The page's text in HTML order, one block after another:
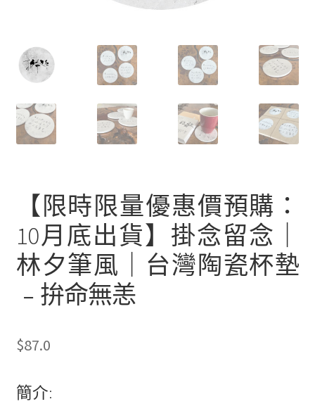
登入
【限時限量優惠價預購：
10月底出貨】掛念留念｜
林夕筆風｜台灣陶瓷杯墊
﹣拚命無恙
$87.0
簡介: